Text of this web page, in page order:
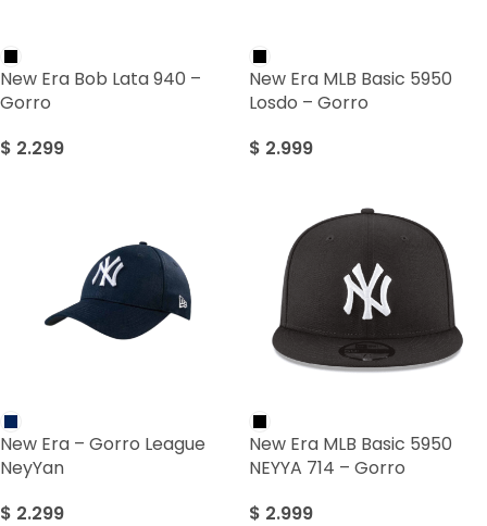
New Era Bob Lata 940 –
Gorro
$ 2.299
New Era MLB Basic 5950
Losdo – Gorro
$ 2.999
New Era – Gorro League
NeyYan
$ 2.299
New Era MLB Basic 5950
NEYYA 714 – Gorro
$ 2.999